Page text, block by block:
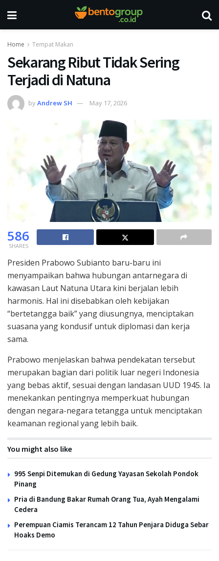
Home Tempat Makan
Sekarang Ribut Tidak Sering
Terjadi di Natuna
byAndrew SH May 17, 2026
586
SHARES
Presiden Prabowo Subianto baru-baru ini
menyampaikan bahwa hubungan antarnegara di
kawasan Laut Natuna Utara kini berjalan lebih
harmonis. Hal ini disebabkan oleh kebijakan
“bertetangga baik” yang diusungnya, menciptakan
suasana yang kondusif untuk diplomasi dan kerja
sama.
Prabowo menjelaskan bahwa pendekatan tersebut
merupakan bagian dari politik luar negeri Indonesia
yang bebas aktif, sesuai dengan landasan UUD 1945. Ia
menekankan pentingnya memperkuat hubungan
dengan negara-negara tetangga untuk menciptakan
keamanan regional yang lebih baik.
You might also like
995 Senpi Ditemukan di Gedung Yayasan Sekolah Pondok
Pinang
Pria di Bandung Bakar Rumah Orang Tua, Ayah Mengalami
Cedera
Perempuan Ciamis Terancam 12 Tahun Penjara Diduga Sebar
Hoaks Demo